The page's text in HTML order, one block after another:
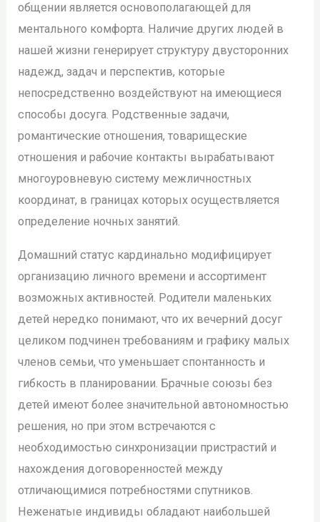
общении является основополагающей для
ментального комфорта. Наличие других людей в
нашей жизни генерирует структуру двусторонних
надежд, задач и перспектив, которые
непосредственно воздействуют на имеющиеся
способы досуга. Родственные задачи,
романтические отношения, товарищеские
отношения и рабочие контакты вырабатывают
многоуровневую систему межличностных
координат, в границах которых осуществляется
определение ночных занятий.
Домашний статус кардинально модифицирует
организацию личного времени и ассортимент
возможных активностей. Родители маленьких
детей нередко понимают, что их вечерний досуг
целиком подчинен требованиям и графику малых
членов семьи, что уменьшает спонтанность и
гибкость в планировании. Брачные союзы без
детей имеют более значительной автономностью
решения, но при этом встречаются с
необходимостью синхронизации пристрастий и
нахождения договоренностей между
отличающимися потребностями спутников.
Неженатые индивиды обладают наибольшей